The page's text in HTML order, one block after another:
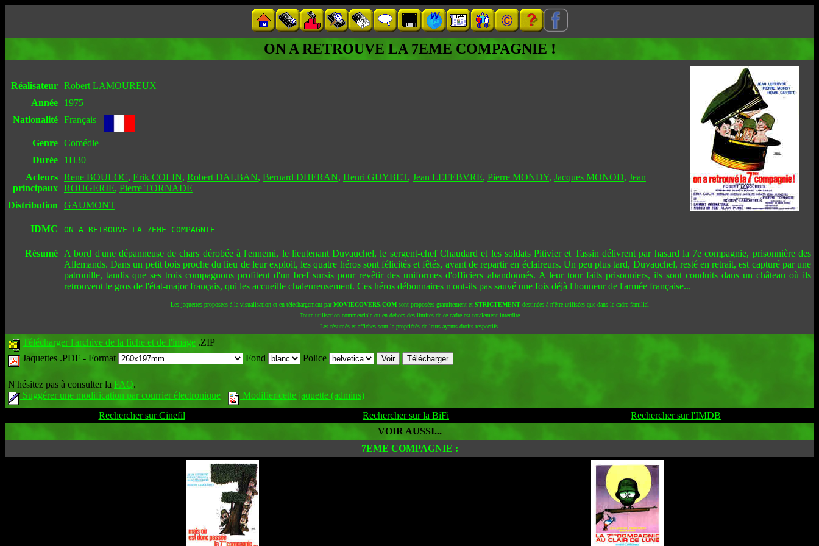
ON A RETROUVE LA 7EME COMPAGNIE !
Réalisateur Robert LAMOUREUX
Année
1975
Nationalité Français
Genre Comédie
Durée
1H30
Acteurs
principaux
Rene BOULOC, Erik COLIN, Robert DALBAN, Bernard DHERAN, Henri GUYBET, Jean LEFEBVRE, Pierre MONDY, Jacques MONOD, Jean
ROUGERIE, Pierre TORNADE
Distribution
GAUMONT
IDMC ON A RETROUVE LA 7EME COMPAGNIE
Résumé
A bord d'une dépanneuse de chars dérobée à l'ennemi, le lieutenant Duvauchel, le sergent-chef Chaudard et les soldats Pitivier et Tassin délivrent par hasard la 7e compagnie, prisonnière des
Allemands. Dans un petit bois proche du lieu de leur exploit, les quatre héros sont félicités et fêtés, avant de repartir en éclaireurs. Un peu plus tard, Duvauchel, resté en retrait, est capturé par une
patrouille, tandis que ses trois compagnons profitent d'un bref sursis pour revêtir des uniformes d'officiers abandonnés. A leur tour faits prisonniers, ils sont conduits dans un château où ils
retrouvent le gros de l'état-major français, qui les accueille chaleureusement. Ces héros débonnaires n'ont-ils pas sauvé une fois déjà l'honneur de l'armée française...
Les jaquettes proposées à la visualisation et en téléchargement parMOVIECOVERS.COMsont proposées gratuitement et STRICTEMENTdestinées à n'être utilisées que dans le cadre familial
Toute utilisation commerciale ou en dehors des limites de ce cadre est totalement interdite
Les résumés et affiches sont la propriétés de leurs ayants-droits respectifs.
Télécharger l'archive de la fiche et de l'image .ZIP
Jaquettes .PDF - Format Fond Police
N'hésitez pas à consulter la FAQ.
Suggérer une modification par courrier électronique
Modifier cette jaquette (admins)
Rechercher sur Cinefil
Rechercher sur la BiFi
Rechercher sur l'IMDB
VOIR AUSSI...
7EME COMPAGNIE :